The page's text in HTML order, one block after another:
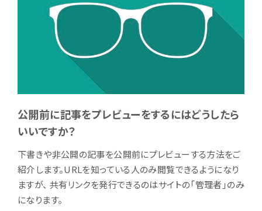
公開前に記事をプレビューをするにはどうしたら
いいですか？
下書きや非公開の記事を公開前にプレビューする方法をご
紹介します。URLを知っている人のみ閲覧できるようになり
ますが、 共有リンクを発行できるのはサイトの「管理者」のみ
になります。